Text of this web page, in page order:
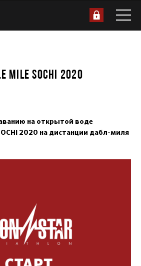
MILE SOCHI 2020
на открытой воде
2020 на дистанции дабл-миля